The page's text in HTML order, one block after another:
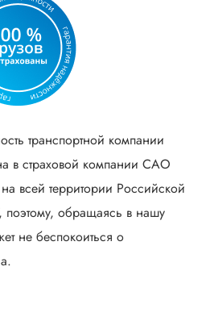
транспортной компании
в страховой компании САО
всей территории Российской
обращаясь в нашу
не беспокоиться о